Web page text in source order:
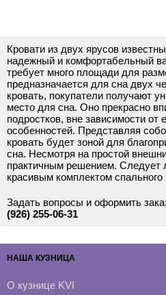
Кровати из двух ярусов
надежный и комфортабельный
требует много площади для
предназначается для сна двух
кровать, покупатели получают
место для сна. Оно прекрасно
подростков, вне зависимости от
особенностей. Представляя
кровать будет зоной для
сна. Несмотря на простой
практичным решением. Следует
красивым комплектом спального
Задать вопросы и оформить
(926) 255-06-31
НАША КУЗНИЦА
О кузнице KVI